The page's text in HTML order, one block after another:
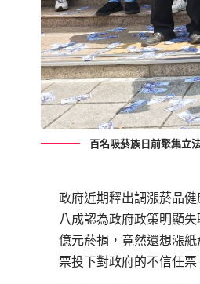
百名吸菸族日前聚集立
政府近期釋出調漲菸品
八成認為政府政策明顯
億元菸捐，竟然還想漲
票投下對政府的不信任票